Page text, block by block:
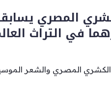
المصري
في التراث
المصري والشعر